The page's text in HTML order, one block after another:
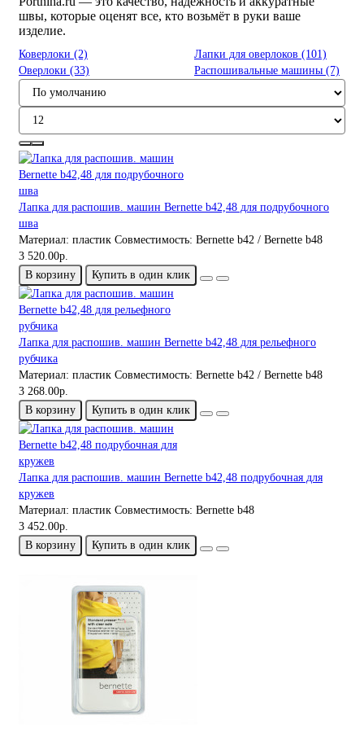
швы, которые оценят все, кто возьмёт в руки ваше
изделие.
Коверлоки (2)
Лапки для оверлоков (101)
Оверлоки (33)
Распошивальные машины (7)
Лапка для распошив. машин Bernette b42,48 для подрубочного
шва
Материал: пластик Совместимость: Bernette b42 / Bernette b48
3 520.00р.
В корзину
Купить в один клик
Лапка для распошив. машин Bernette b42,48 для рельефного
рубчика
Материал: пластик Совместимость: Bernette b42 / Bernette b48
3 268.00р.
В корзину
Купить в один клик
Лапка для распошив. машин Bernette b42,48 подрубочная для
кружев
Материал: пластик Совместимость: Bernette b48
3 452.00р.
В корзину
Купить в один клик